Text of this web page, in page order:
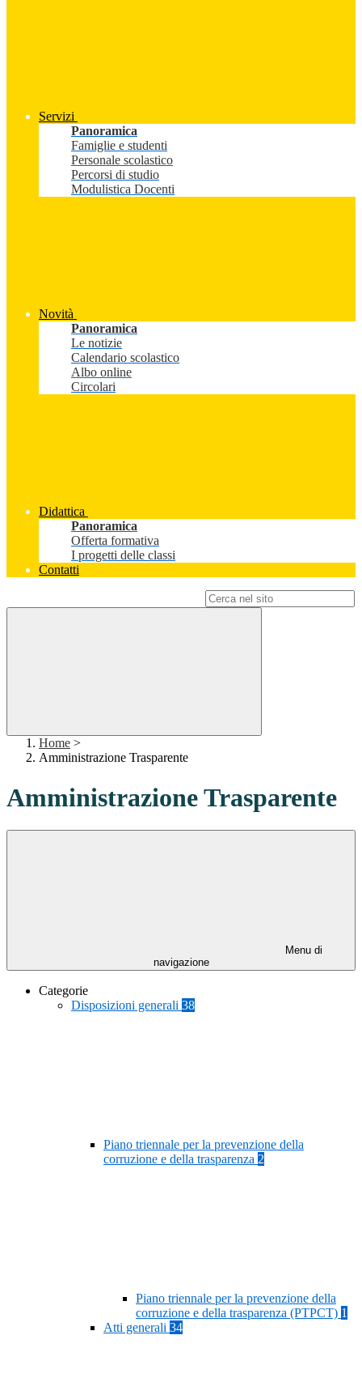
Servizi
Panoramica
Famiglie e studenti
Personale scolastico
Percorsi di studio
Modulistica Docenti
Novità
Panoramica
Le notizie
Calendario scolastico
Albo online
Circolari
Didattica
Panoramica
Offerta formativa
I progetti delle classi
Contatti
Home >
Amministrazione Trasparente
Amministrazione Trasparente
Menu di
navigazione
Categorie
Disposizioni generali 38
Piano triennale per la prevenzione della
corruzione e della trasparenza 2
Piano triennale per la prevenzione della
corruzione e della trasparenza (PTPCT) 1
Atti generali 34